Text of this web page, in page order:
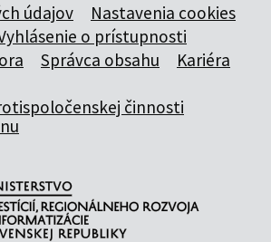
údajov
Nastavenia cookies
o prístupnosti
Správca obsahu
Kariéra
činnosti